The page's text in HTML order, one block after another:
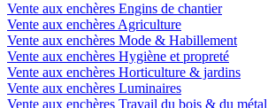
Vente aux enchères Engins de chantier
Vente aux enchères Agriculture
Vente aux enchères Mode & Habillement
Vente aux enchères Hygiène et propreté
Vente aux enchères Horticulture & jardins
Vente aux enchères Luminaires
Vente aux enchères Travail du bois & du métal